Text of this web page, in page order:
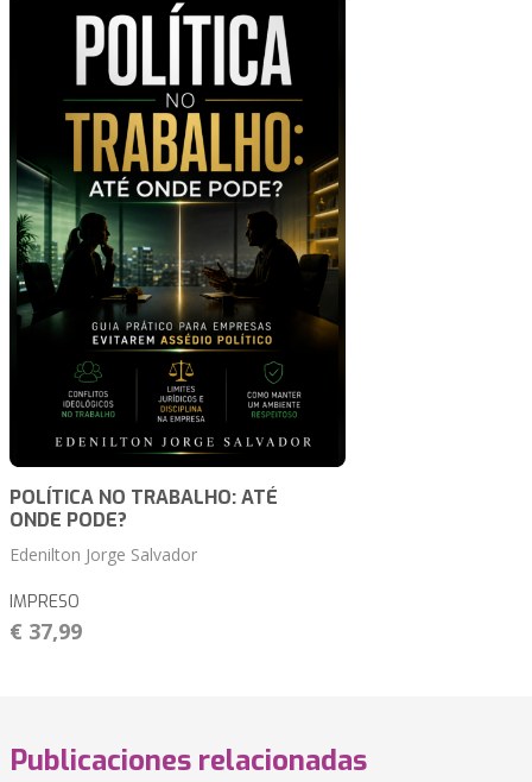
POLÍTICA NO TRABALHO: ATÉ
ONDE PODE?
Edenilton Jorge Salvador
IMPRESO
€ 37,99
Publicaciones relacionadas